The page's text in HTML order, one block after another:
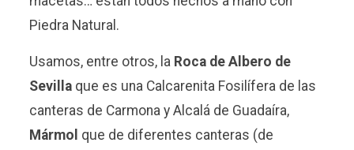
Piedra Natural.
Usamos, entre otros, la Roca de Albero de
Sevillaque es una Calcarenita Fosilífera de las
canteras de Carmona y Alcalá de Guadaíra,
Mármol que de diferentes canteras (de